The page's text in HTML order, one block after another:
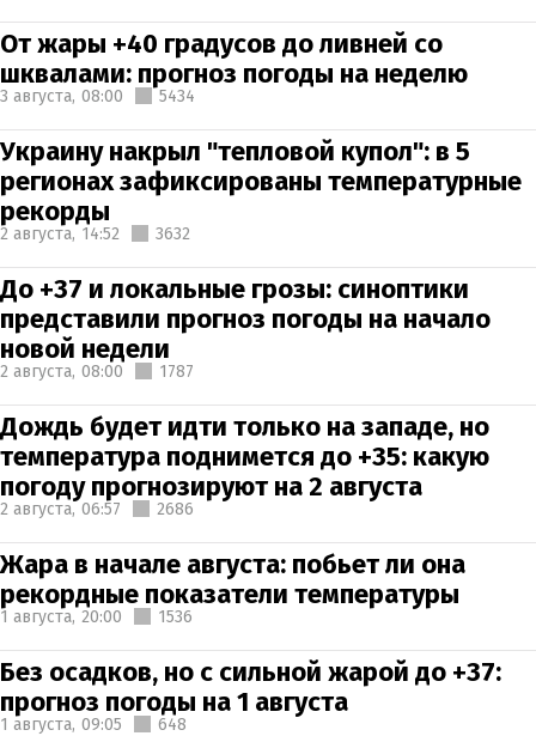
От жары +40 градусов до ливней со
шквалами: прогноз погоды на неделю
3 августа, 08:00 5434
Украину накрыл "тепловой купол": в 5
регионах зафиксированы температурные
рекорды
2 августа, 14:52 3632
До +37 и локальные грозы: синоптики
представили прогноз погоды на начало
новой недели
2 августа, 08:00 1787
Дождь будет идти только на западе, но
температура поднимется до +35: какую
погоду прогнозируют на 2 августа
2 августа, 06:57 2686
Жара в начале августа: побьет ли она
рекордные показатели температуры
1 августа, 20:00 1536
Без осадков, но с сильной жарой до +37:
прогноз погоды на 1 августа
1 августа, 09:05 648